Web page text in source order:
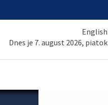
English
Dnes je 7. august 2026, piatok